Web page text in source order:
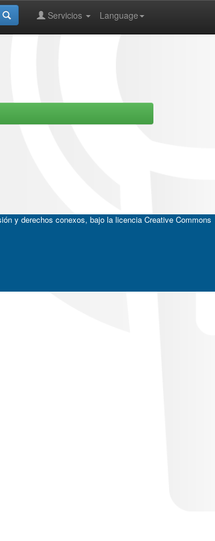
Language
Servicios
y derechos conexos, bajo la licencia Creative Commons